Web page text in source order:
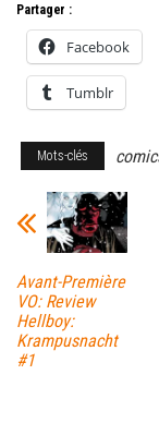
Partager :
Facebook
Tumblr
Mots-clés
Avant-Première
VO: Review
Hellboy:
Krampusnacht
#1